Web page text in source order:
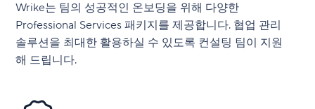
Wrike는 팀의 성공적인 온보딩을 위해 다양한
Professional Services 패키지를 제공합니다. 협업 관리
솔루션을 최대한 활용하실 수 있도록 컨설팅 팀이 지원
해 드립니다.